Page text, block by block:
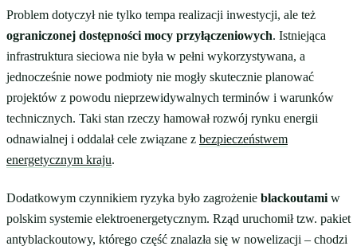
Problem dotyczył nie tylko tempa realizacji inwestycji, ale też
ograniczonej dostępności mocy przyłączeniowych. Istniejąca
infrastruktura sieciowa nie była w pełni wykorzystywana, a
jednocześnie nowe podmioty nie mogły skutecznie planować
projektów z powodu nieprzewidywalnych terminów i warunków
technicznych. Taki stan rzeczy hamował rozwój rynku energii
odnawialnej i oddalał cele związane z bezpieczeństwem
energetycznym kraju.
Dodatkowym czynnikiem ryzyka było zagrożenie blackoutami w
polskim systemie elektroenergetycznym. Rząd uruchomił tzw. pakiet
antyblackoutowy, którego część znalazła się w nowelizacji – chodzi